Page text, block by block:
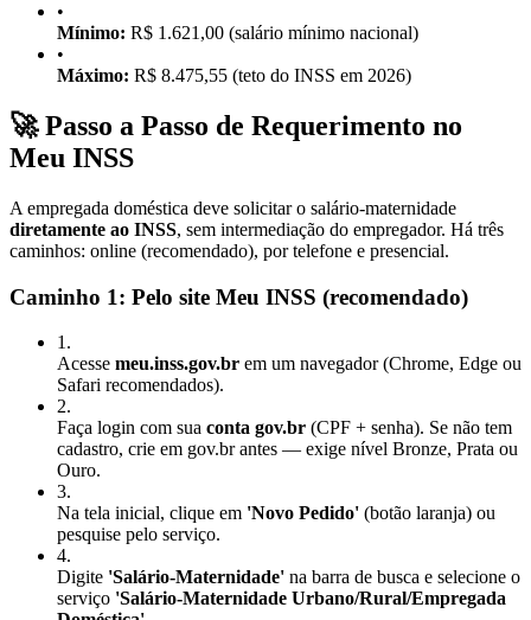
•
Mínimo: R$ 1.621,00 (salário mínimo nacional)
•
Máximo: R$ 8.475,55 (teto do INSS em 2026)
🚀 Passo a Passo de Requerimento no
Meu INSS
A empregada doméstica deve solicitar o salário-maternidade
diretamente ao INSS, sem intermediação do empregador. Há três
caminhos: online (recomendado), por telefone e presencial.
Caminho 1: Pelo site Meu INSS (recomendado)
1 .
Acesse meu.inss.gov.br em um navegador (Chrome, Edge ou
Safari recomendados).
2.
Faça login com sua conta gov.br (CPF + senha). Se não tem
cadastro, crie em gov.br antes — exige nível Bronze, Prata ou
Ouro.
3.
Na tela inicial, clique em 'Novo Pedido' (botão laranja) ou
pesquise pelo serviço.
4.
Digite 'Salário-Maternidade' na barra de busca e selecione o
serviço 'Salário-Maternidade Urbano/Rural/Empregada